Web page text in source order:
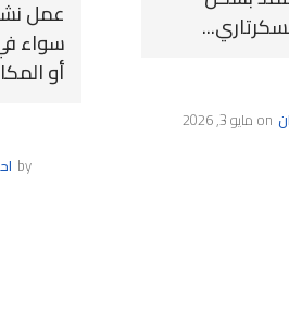
on مايو 3, 2026
عمل
سواء
أو
by